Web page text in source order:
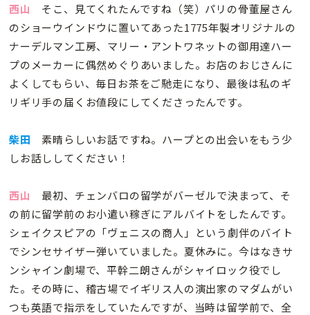
西山
そこ、見てくれたんですね（笑）パリの骨董屋さん
のショーウインドウに置いてあった1775年製オリジナルの
ナーデルマン工房、マリー・アントワネットの御用達ハー
プのメーカーに偶然めぐりあいました。お店のおじさんに
よくしてもらい、毎日お茶をご馳走になり、最後は私のギ
リギリ手の届くお値段にしてくださったんです。
柴田 素晴らしいお話ですね。ハープとの出会いをもう少
しお話ししてください！
西山
最初、チェンバロの留学がバーゼルで決まって、そ
の前に留学前のお小遣い稼ぎにアルバイトをしたんです。
シェイクスピアの「ヴェニスの商人」という劇伴のバイト
でシンセサイザー弾いていました。夏休みに。今はなきサ
ンシャイン劇場で、平幹二朗さんがシャイロック役でし
た。その時に、稽古場でイギリス人の演出家のマダムがい
つも英語で指示をしていたんですが、当時は留学前で、全